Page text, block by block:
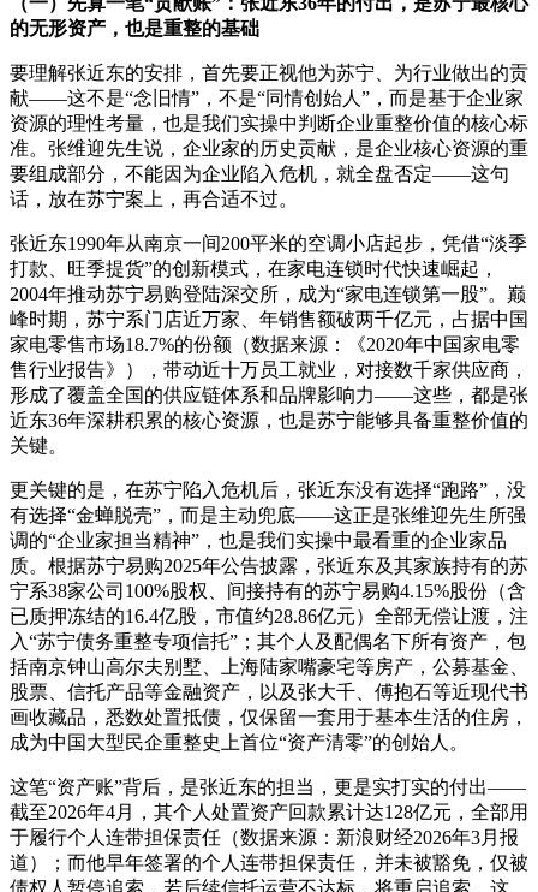
的无形资产，也是重整的基础
要理解张近东的安排，首先要正视他为苏宁、为行业做出的贡
献——这不是“念旧情”，不是“同情创始人”，而是基于企业家
资源的理性考量，也是我们实操中判断企业重整价值的核心标
准。张维迎先生说，企业家的历史贡献，是企业核心资源的重
要组成部分，不能因为企业陷入危机，就全盘否定——这句
话，放在苏宁案上，再合适不过。
张近东1990年从南京一间200平米的空调小店起步，凭借“淡季
打款、旺季提货”的创新模式，在家电连锁时代快速崛起，
2004年推动苏宁易购登陆深交所，成为“家电连锁第一股”。巅
峰时期，苏宁系门店近万家、年销售额破两千亿元，占据中国
家电零售市场18.7%的份额（数据来源：《2020年中国家电零
售行业报告》），带动近十万员工就业，对接数千家供应商，
形成了覆盖全国的供应链体系和品牌影响力——这些，都是张
近东36年深耕积累的核心资源，也是苏宁能够具备重整价值的
关键。
更关键的是，在苏宁陷入危机后，张近东没有选择“跑路”，没
有选择“金蝉脱壳”，而是主动兜底——这正是张维迎先生所强
调的“企业家担当精神”，也是我们实操中最看重的企业家品
质。根据苏宁易购2025年公告披露，张近东及其家族持有的苏
宁系38家公司100%股权、间接持有的苏宁易购4.15%股份（含
已质押冻结的16.4亿股，市值约28.86亿元）全部无偿让渡，注
入“苏宁债务重整专项信托”；其个人及配偶名下所有资产，包
括南京钟山高尔夫别墅、上海陆家嘴豪宅等房产，公募基金、
股票、信托产品等金融资产，以及张大千、傅抱石等近现代书
画收藏品，悉数处置抵债，仅保留一套用于基本生活的住房，
成为中国大型民企重整史上首位“资产清零”的创始人。
这笔“资产账”背后，是张近东的担当，更是实打实的付出——
截至2026年4月，其个人处置资产回款累计达128亿元，全部用
于履行个人连带担保责任（数据来源：新浪财经2026年3月报
道）；而他早年签署的个人连带担保责任，并未被豁免，仅被
债权人暂停追索，若后续信托运营不达标，将重启追索。这